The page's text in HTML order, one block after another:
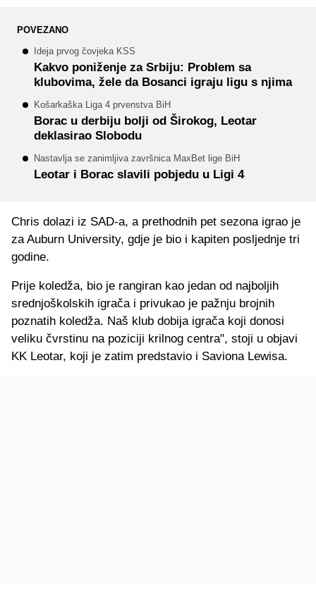
POVEZANO
Ideja prvog čovjeka KSS
Kakvo poniženje za Srbiju: Problem sa
klubovima, žele da Bosanci igraju ligu s njima
Košarkaška Liga 4 prvenstva BiH
Borac u derbiju bolji od Širokog, Leotar
deklasirao Slobodu
Nastavlja se zanimljiva završnica MaxBet lige BiH
Leotar i Borac slavili pobjedu u Ligi 4
Chris dolazi iz SAD-a, a prethodnih pet sezona igrao je
za Auburn University, gdje je bio i kapiten posljednje tri
godine.
Prije koledža, bio je rangiran kao jedan od najboljih
srednjoškolskih igrača i privukao je pažnju brojnih
poznatih koledža. Naš klub dobija igrača koji donosi
veliku čvrstinu na poziciji krilnog centra", stoji u objavi
KK Leotar, koji je zatim predstavio i Saviona Lewisa.